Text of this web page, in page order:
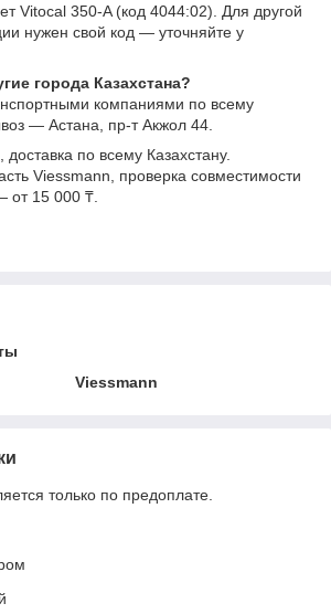
Vitocal 350-A (код 4044:02). Для другой
нужен свой код — уточняйте у
города Казахстана?
компаниями по всему
— Астана, пр-т Акжол 44.
по всему Казахстану.
Viessmann, проверка совместимости
от 15 000 ₸.
Viessmann
только по предоплате.